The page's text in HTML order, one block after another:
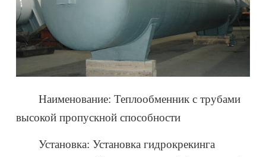
Наименование: Теплообменник с трубами
высокой пропускной способности
Установка: Установка гидрокрекинга